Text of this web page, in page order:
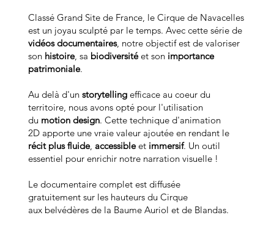
Classé Grand Site de France, le Cirque de Navacelles
est un joyau sculpté par le temps. Avec cette série de
vidéos documentaires, notre objectif est de valoriser
son histoire, sa biodiversitéet son importance
patrimoniale.
Au delà d'un storytellingefficace au coeur du
territoire, nous avons opté pour l'utilisation
du motion design. Cette technique d'animation
2D apporte une vraie valeur ajoutée en rendant le
récit plus fluide, accessibleet immersif. Un outil
essentiel pour enrichir notre narration visuelle !
Le documentaire complet est diffusée
gratuitement sur les hauteurs du Cirque
aux belvédères de la Baume Auriol et de Blandas.